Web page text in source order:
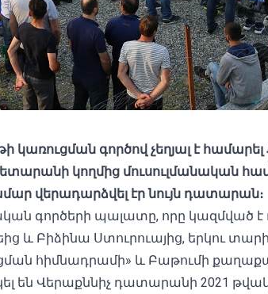
գործով չեղյալ է համարել
կողմից մուսուլմանական
վերադարձվել էր նույն դատարան։
գործերի պալատը, որը կազմված
և Բիձինա Ստուրուայից, երկու տարի
հիմնադրամի» և Բաթումի
են Վերաքննիչ դատարանի 2021